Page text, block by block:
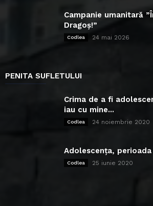
Campanie umanitară
Dragoș!”
Codlea 24 mai 2026
PENITA SUFLETULUI
Crima de a fi
iau cu mine...
Codlea 24 noiembrie 2020
Adolescența,
Codlea 25 iunie 2020